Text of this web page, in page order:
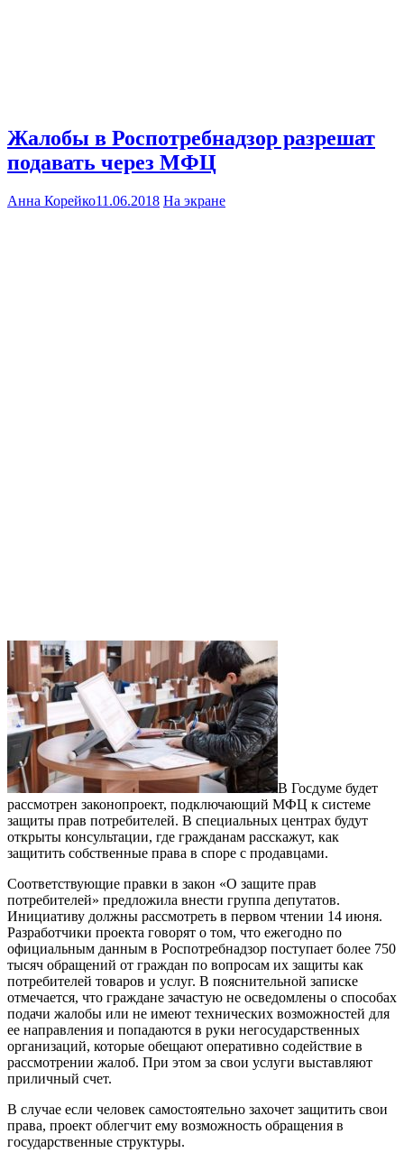
Жалобы в Роспотребнадзор разрешат
подавать через МФЦ
Анна Корейко11.06.2018 На экране
В Госдуме будет
рассмотрен законопроект, подключающий МФЦ к системе
защиты прав потребителей. В специальных центрах будут
открыты консультации, где гражданам расскажут, как
защитить собственные права в споре с продавцами.
Соответствующие правки в закон «О защите прав
потребителей» предложила внести группа депутатов.
Инициативу должны рассмотреть в первом чтении 14 июня.
Разработчики проекта говорят о том, что ежегодно по
официальным данным в Роспотребнадзор поступает более 750
тысяч обращений от граждан по вопросам их защиты как
потребителей товаров и услуг. В пояснительной записке
отмечается, что граждане зачастую не осведомлены о способах
подачи жалобы или не имеют технических возможностей для
ее направления и попадаются в руки негосударственных
организаций, которые обещают оперативно содействие в
рассмотрении жалоб. При этом за свои услуги выставляют
приличный счет.
В случае если человек самостоятельно захочет защитить свои
права, проект облегчит ему возможность обращения в
государственные структуры.